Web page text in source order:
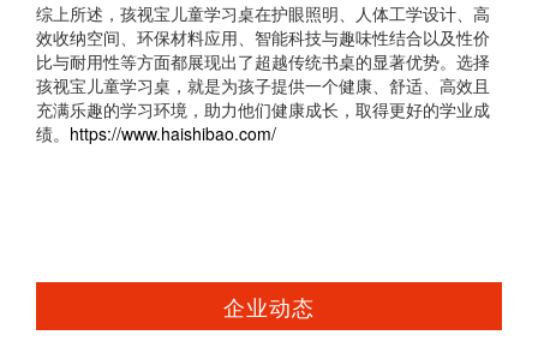
综上所述，孩视宝儿童学习桌在护眼照明、人体工学设计、高
效收纳空间、环保材料应用、智能科技与趣味性结合以及性价
比与耐用性等方面都展现出了超越传统书桌的显著优势。选择
孩视宝儿童学习桌，就是为孩子提供一个健康、舒适、高效且
充满乐趣的学习环境，助力他们健康成长，取得更好的学业成
绩。 https://www.haishibao.com/
企业动态